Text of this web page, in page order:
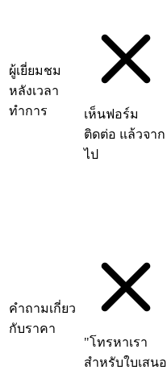
ผู้เยี่ยมชม
หลังเวลา
ทำการ
เห็นฟอร์ม
ติดต่อ แล้วจาก
ไป
คำถามเกี่ยว
กับราคา
"โทรหาเรา
สำหรับใบเสนอ